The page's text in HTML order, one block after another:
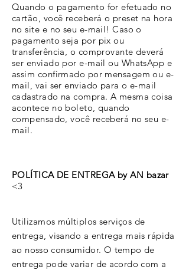
Quando o pagamento for efetuado no
cartão, você receberá o preset na hora
no site e no seu e-mail! Caso o
pagamento seja por pix ou
transferência, o comprovante deverá
ser enviado por e-mail ou WhatsApp e
assim confirmado por mensagem ou e-
mail, vai ser enviado para o e-mail
cadastrado na compra. A mesma coisa
acontece no boleto, quando
compensado, você receberá no seu e-
mail.
POLÍTICA DE ENTREGA by AN bazar
<3
​Utilizamos múltiplos serviços de
entrega, visando a entrega mais rápida
ao nosso consumidor. O tempo de
entrega pode variar de acordo com a